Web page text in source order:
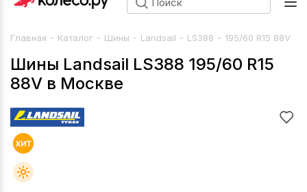
Главная - Каталог - Шины - Landsail - LS388 - 195/60 R15 88V
Шины Landsail LS388 195/60 R15
88V в Москве